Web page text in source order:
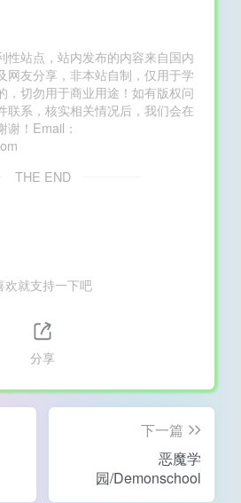
性站点，站内发布的内容来自国内
网友分享，非本站自制，仅用于学
，切勿用于商业用途！如有版权问
联系，核实相关情况后，我们会在
谢！Email：
THE END
欢就支持一下吧
分享
下一篇
恶魔学
园/Demonschool